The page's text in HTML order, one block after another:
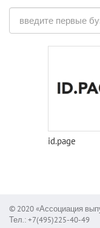
id.page
© 2020 «Ассоциация
Тел.: +7(495)225-40-49